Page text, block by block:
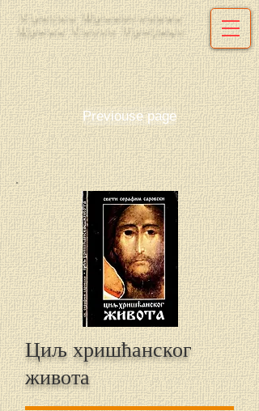
Српска Православна
Црква Свете Тројице
Previouse page
Циљ хришћанског
живота